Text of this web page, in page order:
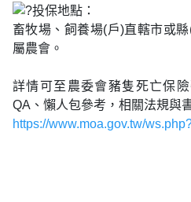
投保地點：
畜牧場、飼養場(戶)直轄市或
屬農會。
詳情可至農委會豬隻死亡保
QA、懶人包參考，相關法規與
https://www.moa.gov.tw/